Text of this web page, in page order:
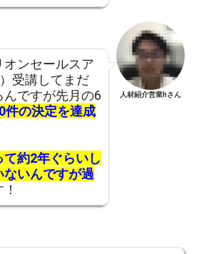
ンセールスア
受講してまだ
ですが先月の6
件の決定を達成
約2年ぐらいし
いんですが過
人材紹介営業hさん